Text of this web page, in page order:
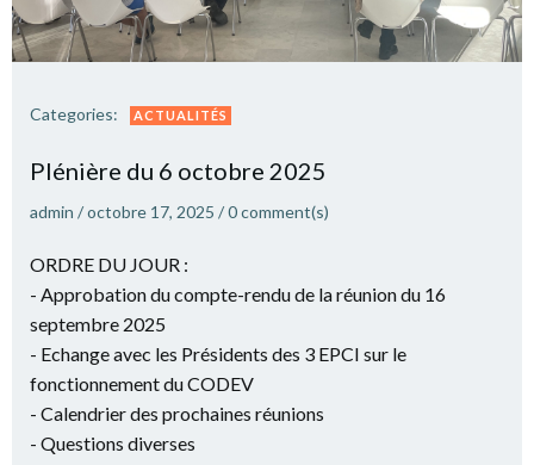
Categories: ACTUALITÉS
Plé­nière du 6 octobre 2025
admin /octobre 17, 2025 /0comment(s)
ORDRE DU JOUR :
- Approbation du compte-rendu de la réunion du 16
septembre 2025
- Echange avec les Présidents des 3 EPCI sur le
fonctionnement du CODEV
- Calendrier des prochaines réunions
- Questions diverses